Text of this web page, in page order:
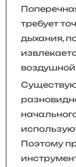
требует
дыхания,
воздушной
Поэтому